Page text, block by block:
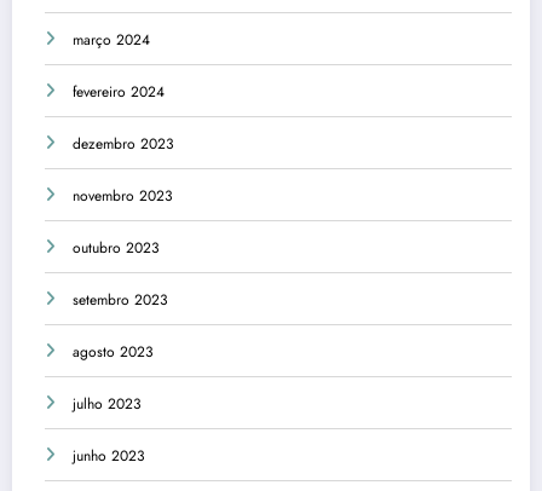
março 2024
fevereiro 2024
dezembro 2023
novembro 2023
outubro 2023
setembro 2023
agosto 2023
julho 2023
junho 2023